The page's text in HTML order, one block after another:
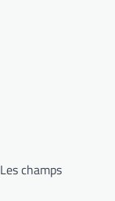
Les champs